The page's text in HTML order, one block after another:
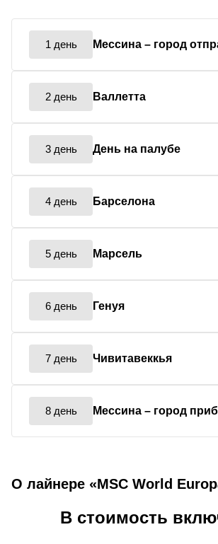
1 день Мессина – город
2 день Валлетта
3 день День на палубе
4 день Барселона
5 день Марсель
6 день Генуя
7 день Чивитавеккья
8 день Мессина – город
О лайнере «MSC World
В стоимость